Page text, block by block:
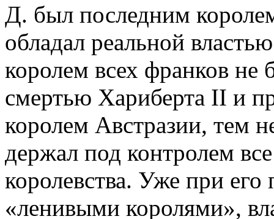
Д. был последним
обладал реальной
королем всех франков не
смертью Хариберта II и
королем Австразии, тем
держал под контролем
королевства. Уже при
«ленивыми королями»,